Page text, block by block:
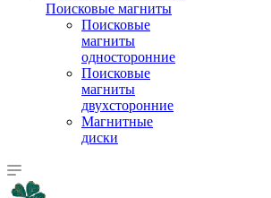
Поисковые магниты
Поисковые
магниты
односторонние
Поисковые
магниты
двухсторонние
Магнитные
диски